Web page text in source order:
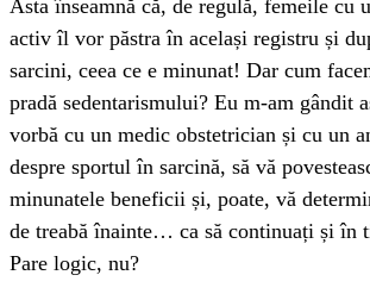
Asta înseamnă că, de regulă, femeile cu
activ îl vor păstra în același registru și
sarcini, ceea ce e minunat! Dar cum
pradă sedentarismului? Eu m-am gândit
vorbă cu un medic obstetrician și cu un
despre sportul în sarcină, să vă
minunatele beneficii și, poate, vă
de treabă înainte… ca să continuați și în
Pare logic, nu?